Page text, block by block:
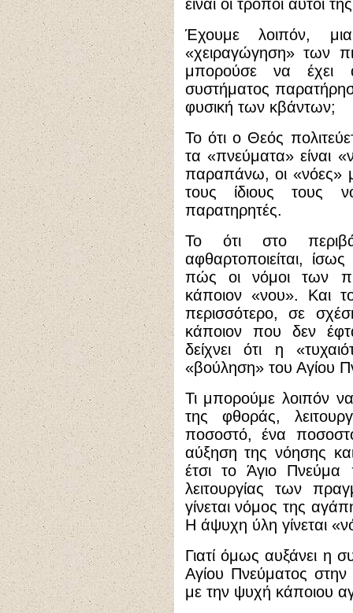
είναι οι τρόποι αυτοί
Έχουμε λοιπόν,
«χειραγώγηση» των
μπορούσε να έχει
συστήματος
φυσική των κβάντων;
Το ότι ο Θεός
τα «πνεύματα» είναι
παραπάνω, οι «νόες»
τους ίδιους τους
παρατηρητές.
Το ότι στο
αφθαρτοποιείται,
πώς οι νόμοι των
κάποιον «νου». Και
περισσότερο, σε
κάποιον που δεν
δείχνει ότι η
«βούληση» του Αγίου
Τι μπορούμε λοιπόν
της φθοράς,
ποσοστό, ένα
αύξηση της νόησης
έτσι το Άγιο Πνεύμα
λειτουργίας των
γίνεται νόμος της
Η άψυχη ύλη γίνεται
Γιατί όμως αυξάνει η
Αγίου Πνεύματος στην
με την ψυχή κάποιου